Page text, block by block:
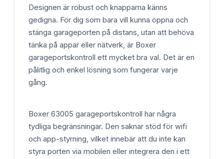
Designen är robust och knapparna känns
gedigna. För dig som bara vill kunna öppna och
stänga garageporten på distans, utan att behöva
tänka på appar eller nätverk, är Boxer
garageportskontroll ett mycket bra val. Det är en
pålitlig och enkel lösning som fungerar varje
gång.
Boxer 63005 garageportskontroll har några
tydliga begränsningar. Den saknar stöd för wifi
och app-styrning, vilket innebär att du inte kan
styra porten via mobilen eller integrera den i ett